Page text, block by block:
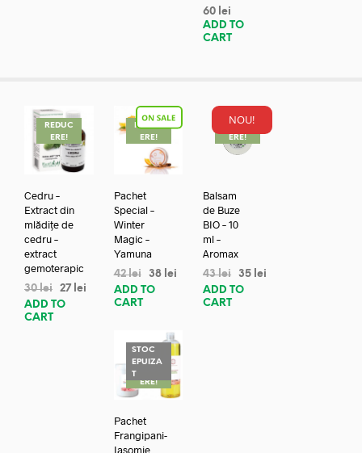
60 lei
ADD TO
CART
REDUC
ERE!
Cedru –
Extract din
mlădițe de
cedru –
extract
gemoterapic
30lei 27 lei
ADD TO
CART
REDUC
ERE!
Pachet
Special –
Winter
Magic –
Yamuna
42lei 38 lei
ADD TO
CART
NOU!
REDUC
ERE!
Balsam
de Buze
BIO – 10
ml –
Aromax
43lei 35 lei
ADD TO
CART
STOC
EPUIZA
TREDUC
ERE!
Pachet
Frangipani-
Iasomie